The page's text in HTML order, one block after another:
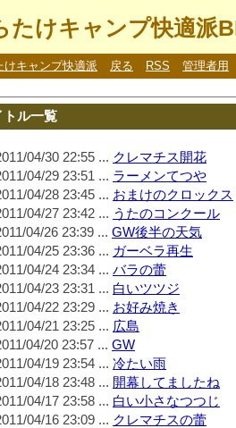
たけキャンプ快適派
けキャンプ快適派 戻る RSS 管理者用
トル一覧
04/30 22:55 ... クレマチス開花
04/29 23:51 ... ラーメンてつや
04/28 23:45 ... おまけのクロックス
04/27 23:42 ... うたのコンクール
04/26 23:39 ... GW後半の天気
04/25 23:36 ... ガーベラ再生
04/24 23:34 ... バラの蕾
04/23 23:31 ... 白いツツジ
04/22 23:29 ... お好み焼き
04/21 23:25 ... 広島
04/20 23:57 ... GW
04/19 23:54 ... 冷たい雨
04/18 23:48 ... 開幕してましたね
04/17 23:58 ... 白い小さなつつじ
04/16 23:09 ... クレマチスの蕾